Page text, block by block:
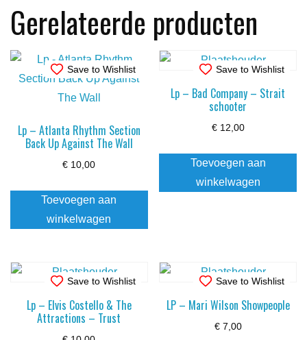
Gerelateerde producten
Save to Wishlist
Lp – Atlanta Rhythm Section
Back Up Against The Wall
€ 10,00
Toevoegen aan
winkelwagen
Save to Wishlist
Lp – Bad Company – Strait
schooter
€12,00
Toevoegen aan
winkelwagen
Save to Wishlist
Lp – Elvis Costello & The
Attractions – Trust
Save to Wishlist
LP – Mari Wilson Showpeople
€7,00